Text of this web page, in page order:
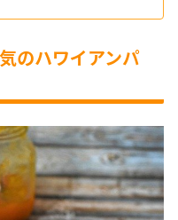
のハワイアンパ